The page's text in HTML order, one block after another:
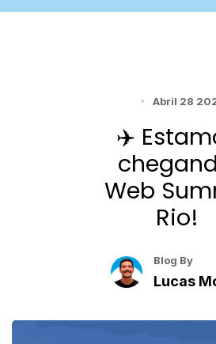
Abril 28
✈️
Web
Rio!
Blog By
Lucas